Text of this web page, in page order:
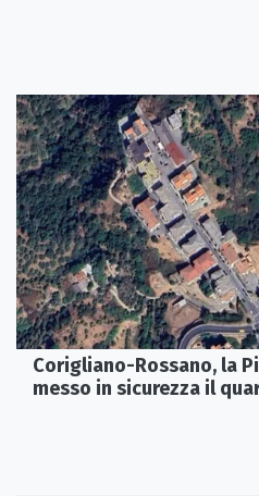
Corigliano-Rossano, la
messo in sicurezza il